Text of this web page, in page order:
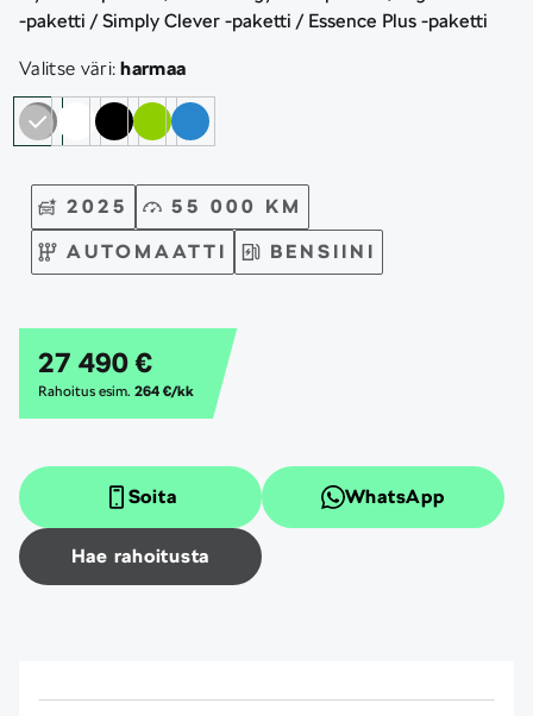
-paketti / Simply Clever -paketti / Essence Plus -paketti
Valitse väri:harmaa
27 490 €
Rahoitus esim. 264 €/kk
2025
55 000 KM
AUTOMAATTI
BENSIINI
Soita WhatsApp
Hae rahoitusta